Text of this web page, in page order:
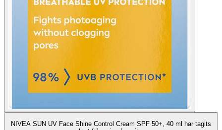
NIVEA SUN UV Face Shine Control Cream SPF 50+, 40 ml har tagits